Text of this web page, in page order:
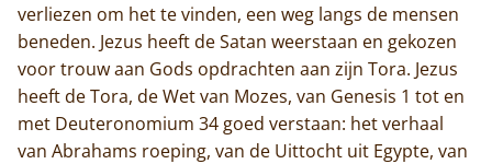
Actueel
Monnik worden
Contact
verliezen om het te vinden, een weg langs de mensen
beneden. Jezus heeft de Satan weerstaan en gekozen
voor trouw aan Gods opdrachten aan zijn Tora. Jezus
heeft de Tora, de Wet van Mozes, van Genesis 1 tot en
met Deuteronomium 34 goed verstaan: het verhaal
van Abrahams roeping, van de Uittocht uit Egypte, van